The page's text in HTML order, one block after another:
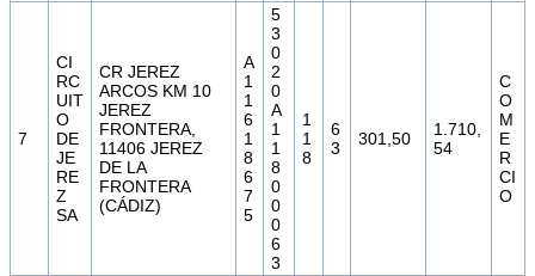
7
CI
RC
UIT
O
DE
JE
RE
Z
SA
CR JEREZ
ARCOS KM 10
JEREZ
FRONTERA,
11406 JEREZ
DE LA
FRONTERA
(CÁDIZ)
A
1
1
6
1
8
6
7
5
5
3
0
2
0
A
1
1
8
0
0
0
6
3
1
1
8
6
3
301,50
1.710,
54
C
O
M
E
R
CI
O